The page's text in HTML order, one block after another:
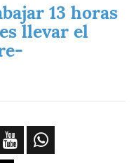
13 horas
llevar el